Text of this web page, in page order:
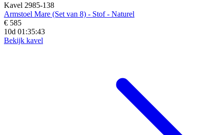
Kavel 2985-138
Armstoel Mare (Set van 8) - Stof - Naturel
€ 585
10d 01:35:41
Bekijk kavel